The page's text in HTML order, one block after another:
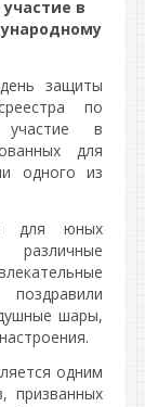
в
защиты
по
участие в
для
одного из
для юных
шары,
одним
призванных